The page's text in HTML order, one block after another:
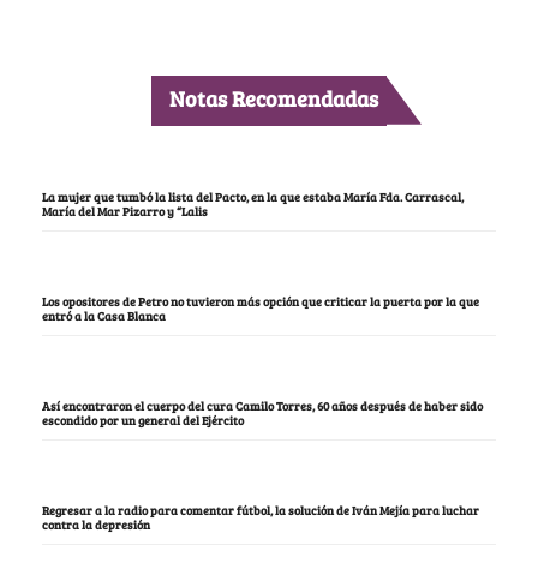
Notas Recomendadas
La mujer que tumbó la lista del Pacto, en la que estaba María Fda. Carrascal,
María del Mar Pizarro y “Lalis
Los opositores de Petro no tuvieron más opción que criticar la puerta por la que
entró a la Casa Blanca
Así encontraron el cuerpo del cura Camilo Torres, 60 años después de haber sido
escondido por un general del Ejército
Regresar a la radio para comentar fútbol, la solución de Iván Mejía para luchar
contra la depresión